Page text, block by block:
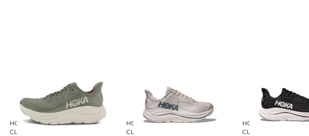
HOKA | Herren Laufschuhe
CLIFTON 10
HOKA | Herren Laufschuhe
CLIFTON 10
HOKA | Herren Laufschuhe
CLIFTON 10